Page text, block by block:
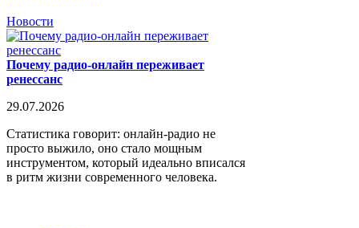
Новости
Почему радио-онлайн переживает
ренессанс
29.07.2026
Статистика говорит: онлайн-радио не
просто выжило, оно стало мощным
инструментом, который идеально вписался
в ритм жизни современного человека.